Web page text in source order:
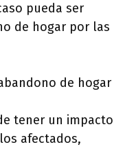
pueda ser
de hogar por las
de hogar
tener un impacto
afectados,